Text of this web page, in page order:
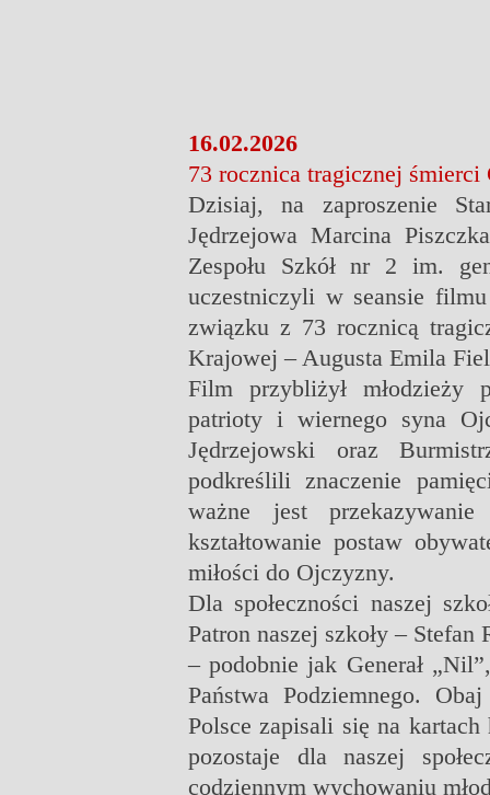
16.02.2026
73 rocznica tragicznej śmierci
Dzisiaj, na zaproszenie
Jędrzejowa Marcina
Zespołu Szkół nr 2 im.
uczestniczyli w seansie
związku z 73 rocznicą
Krajowej – Augusta Emila
Film przybliżył młodzieży
patrioty i wiernego syna
Jędrzejowski oraz
podkreślili znaczenie
ważne jest
kształtowanie postaw
miłości do Ojczyzny.
Dla społeczności naszej
Patron naszej szkoły –
– podobnie jak Generał
Państwa Podziemnego.
Polsce zapisali się na
pozostaje dla naszej
codziennym wychowaniu